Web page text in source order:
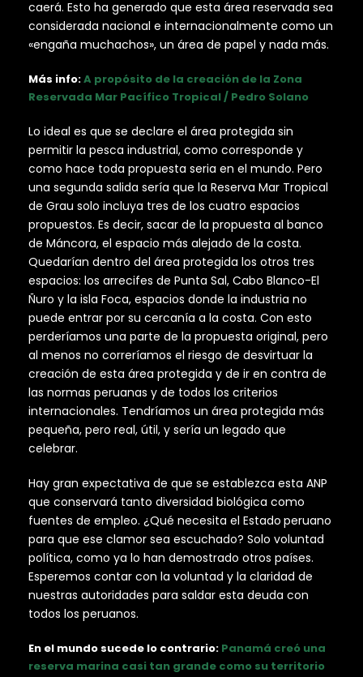
caerá. Esto ha generado que esta área reservada sea
considerada nacional e internacionalmente como un
«engaña muchachos», un área de papel y nada más.
Más info:A propósito de la creación de la Zona
Reservada Mar Pacífico Tropical / Pedro Solano
Lo ideal es que se declare el área protegida sin
permitir la pesca industrial, como corresponde y
como hace toda propuesta seria en el mundo. Pero
una segunda salida sería que la Reserva Mar Tropical
de Grau solo incluya tres de los cuatro espacios
propuestos. Es decir, sacar de la propuesta al banco
de Máncora, el espacio más alejado de la costa.
Quedarían dentro del área protegida los otros tres
espacios: los arrecifes de Punta Sal, Cabo Blanco-El
Ñuro y la isla Foca, espacios donde la industria no
puede entrar por su cercanía a la costa. Con esto
perderíamos una parte de la propuesta original, pero
al menos no correríamos el riesgo de desvirtuar la
creación de esta área protegida y de ir en contra de
las normas peruanas y de todos los criterios
internacionales. Tendríamos un área protegida más
pequeña, pero real, útil, y sería un legado que
celebrar.
Hay gran expectativa de que se establezca esta ANP
que conservará tanto diversidad biológica como
fuentes de empleo. ¿Qué necesita el Estado peruano
para que ese clamor sea escuchado? Solo voluntad
política, como ya lo han demostrado otros países.
Esperemos contar con la voluntad y la claridad de
nuestras autoridades para saldar esta deuda con
todos los peruanos.
En el mundo sucede lo contrario: Panamá creó una
reserva marina casi tan grande como su territorio